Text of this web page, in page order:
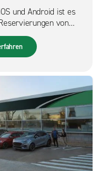
und Android ist es
von
verwalten.